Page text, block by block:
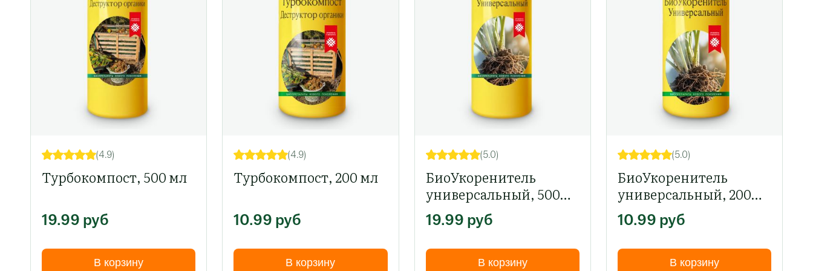
(4.9)
Турбокомпост, 500 мл
19.99 руб
В корзину
(4.9)
Турбокомпост, 200 мл
10.99 руб
В корзину
(5.0)
БиоУкоренитель
универсальный, 500
мл
19.99 руб
В корзину
(5.0)
БиоУкоренитель
универсальный, 200
мл
10.99 руб
В корзину